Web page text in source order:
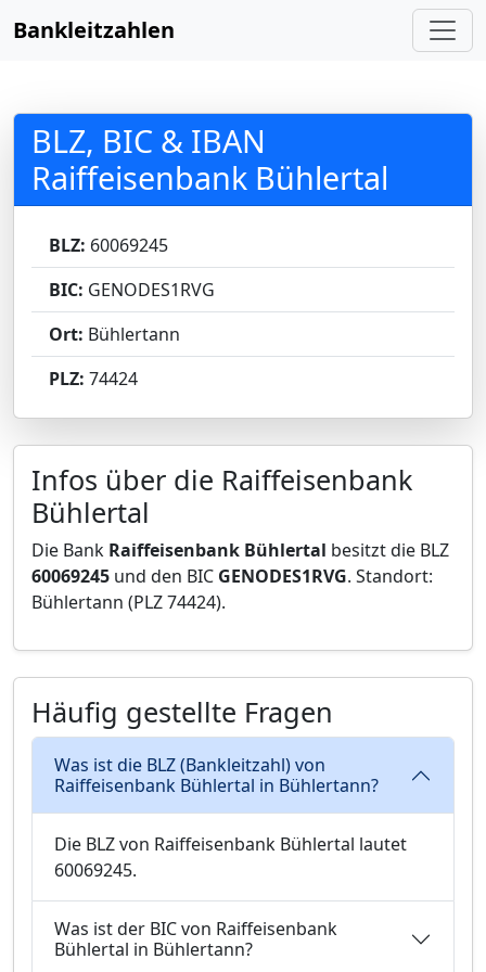
Bankleitzahlen
BLZ, BIC & IBAN
Raiffeisenbank Bühlertal
BLZ: 60069245
BIC: GENODES1RVG
Ort: Bühlertann
PLZ: 74424
Infos über die Raiffeisenbank
Bühlertal
Die Bank Raiffeisenbank Bühlertal besitzt die BLZ
60069245 und den BIC GENODES1RVG. Standort:
Bühlertann (PLZ 74424).
Häufig gestellte Fragen
Was ist die BLZ (Bankleitzahl) von
Raiffeisenbank Bühlertal in Bühlertann?
Die BLZ von Raiffeisenbank Bühlertal lautet
60069245.
Was ist der BIC von Raiffeisenbank
Bühlertal in Bühlertann?